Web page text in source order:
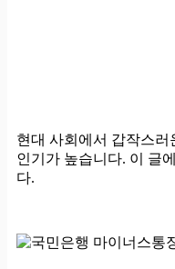
현대 사회에서 갑작스러
인기가 높습니다. 이 글
다.